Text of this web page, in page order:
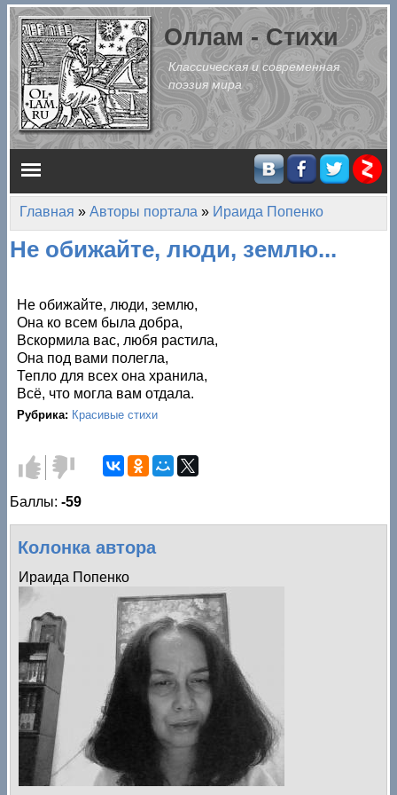
Перейти к основному содержанию
Оллам - Стихи
Классическая и современная
поэзия мира
Главное меню
Вы здесь
Главная » Авторы портала » Ираида Попенко
Не обижайте, люди, землю...
Не обижайте, люди, землю,
Она ко всем была добра,
Вскормила вас, любя растила,
Она под вами полегла,
Тепло для всех она хранила,
Всё, что могла вам отдала.
Рубрика: Красивые стихи
Голос за!
Голос
против!
Баллы:-59
Колонка автора
Ираида Попенко